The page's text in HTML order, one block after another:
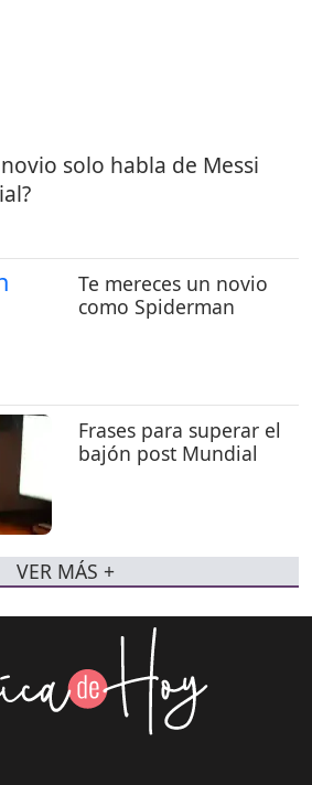
solo habla de Messi
Te mereces un novio
como Spiderman
Frases para superar el
bajón post Mundial
VER MÁS +